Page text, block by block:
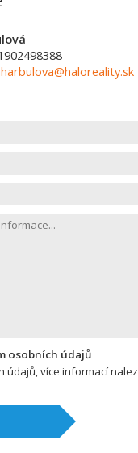
osobních údajů
údajů, více informací